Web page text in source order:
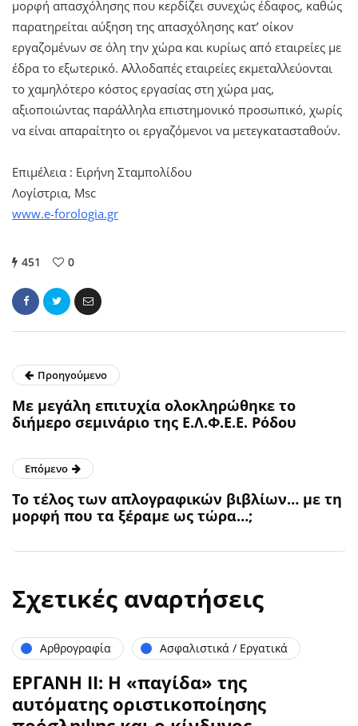
μορφή απασχόλησης που κερδίζει συνεχώς έδαφος, καθώς
παρατηρείται αύξηση της απασχόλησης κατ’ οίκον
εργαζομένων σε όλη την χώρα και κυρίως από εταιρείες με
έδρα το εξωτερικό. Αλλοδαπές εταιρείες εκμεταλλεύονται
το χαμηλότερο κόστος εργασίας στη χώρα μας,
αξιοποιώντας παράλληλα επιστημονικό προσωπικό, χωρίς
να είναι απαραίτητο οι εργαζόμενοι να μετεγκατασταθούν.
Επιμέλεια : Ειρήνη Σταμπολίδου
Λογίστρια, Msc
www.e-forologia.gr
451 0
Προηγούμενο
Με μεγάλη επιτυχία ολοκληρώθηκε το
διήμερο σεμινάριο της Ε.Λ.Φ.Ε.Ε. Ρόδου
Επόμενο
Το τέλος των απλογραφικών βιβλίων… με τη
μορφή που τα ξέραμε ως τώρα…;
Σχετικές αναρτήσεις
Αρθρογραφία Ασφαλιστικά / Εργατικά
ΕΡΓΑΝΗ ΙΙ: Η «παγίδα» της
αυτόματης οριστικοποίησης